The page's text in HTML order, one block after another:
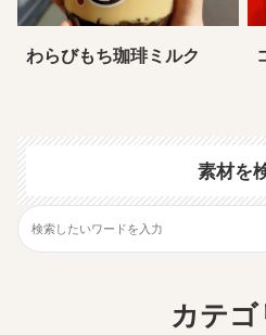
わらびもち珈琲ミルク
素材を
カテ